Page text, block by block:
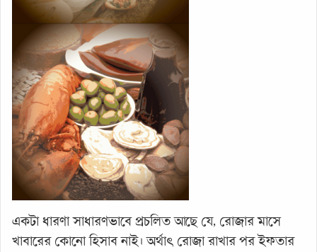
একটা ধারণা সাধারণভাবে প্রচলিত আছে যে, রোজার মাসে
খাবারের কোনো হিসাব নাই। অর্থাৎ রোজা রাখার পর ইফতার